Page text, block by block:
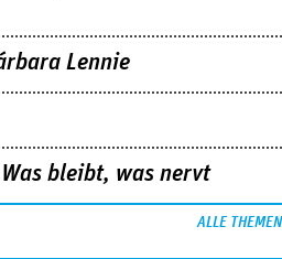
Lennie
bleibt, was nervt
ALLE THEMEN